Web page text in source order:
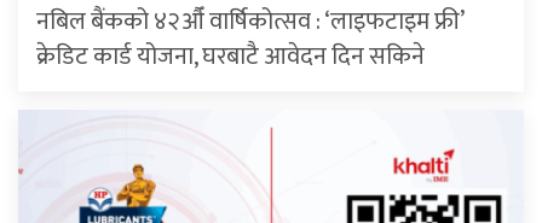
नबिल बैंकको ४२औँ वार्षिकोत्सव : ‘लाइफटाइम फ्री’
क्रेडिट कार्ड योजना, घरबाटै आवेदन दिन सकिने